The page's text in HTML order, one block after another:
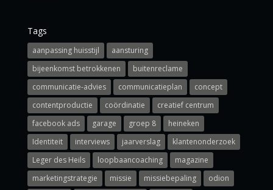
Tags
aanpassing huisstijl
aansturing
bijeenkomst betrokkenen
buitenreclame
communicatie-advies
communicatieplan
concept
contentproductie
coördinatie
creatief centrum
facebook ads
garage groep 8
heineken
Identiteit
interviews jaarverslag
klantenonderzoek
Leger des Heils
loopbaancoaching
magazine
marketingstrategie
missie missiebepaling
odion